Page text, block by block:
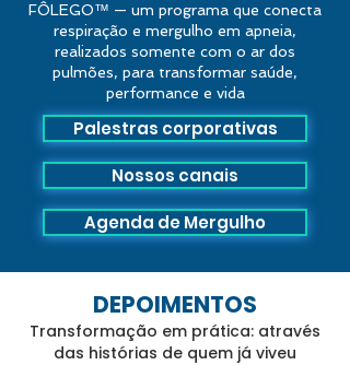
FÔLEGO™ — um programa que conecta
respiração e mergulho em apneia,
realizados somente com o ar dos
pulmões, para transformar saúde,
performance e vida
Palestras corporativas
Nossos canais
Agenda de Mergulho
DEPOIMENTOS
Transformação em prática: através
das histórias de quem já viveu